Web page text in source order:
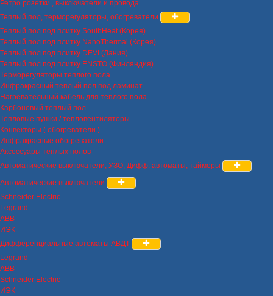
Ретро розетки , выключатели и провода
Теплый пол, терморегуляторы, обогреватели
Теплый пол под плитку SouthHeat (Корея)
Теплый пол под плитку NanoThermal (Корея)
Теплый пол под плитку DEVI (Дания)
Теплый пол под плитку ENSTO (Финляндия)
Терморегуляторы теплого пола
Инфракрасный теплый пол под ламинат
Нагревательный кабель для теплого пола
Карбоновый теплый пол
Тепловые пушки / тепловентиляторы
Конвекторы ( обогреватели )
Инфракрасные обогреватели
Аксессуары теплых полов
Автоматические выключатели, УЗО, Дифф. автоматы, таймеры
Автоматические выключатели
Schneider Electric
Legrand
ABB
ИЭК
Дифференциальные автоматы АВДТ
Legrand
ABB
Schneider Electric
ИЭК